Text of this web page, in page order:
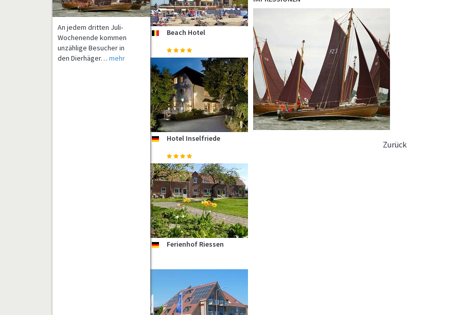
An jedem dritten Juli-
Wochenende kommen
unzählige Besucher in
den Dierhäger… mehr
be Beach Hotel
de Hotel Inselfriede
de Ferienhof Riessen
Zurück